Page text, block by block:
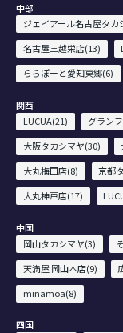
中部
ジェイアール名古屋タカ
名古屋三越栄店(13)
ららぽーと愛知東郷(6)
関西
LUCUA(21)
グラン
大阪タカシマヤ(30)
大丸梅田店(8)
京都
大丸神戸店(17)
中国
岡山タカシマヤ(3)
天満屋 岡山本店(9)
minamoa(8)
四国